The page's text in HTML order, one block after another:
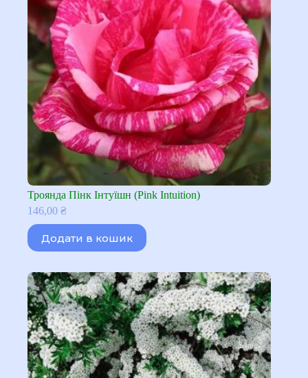
Троянда Пінк Інтуїшн (Pink Intuition)
146,00 ₴
Додати в кошик